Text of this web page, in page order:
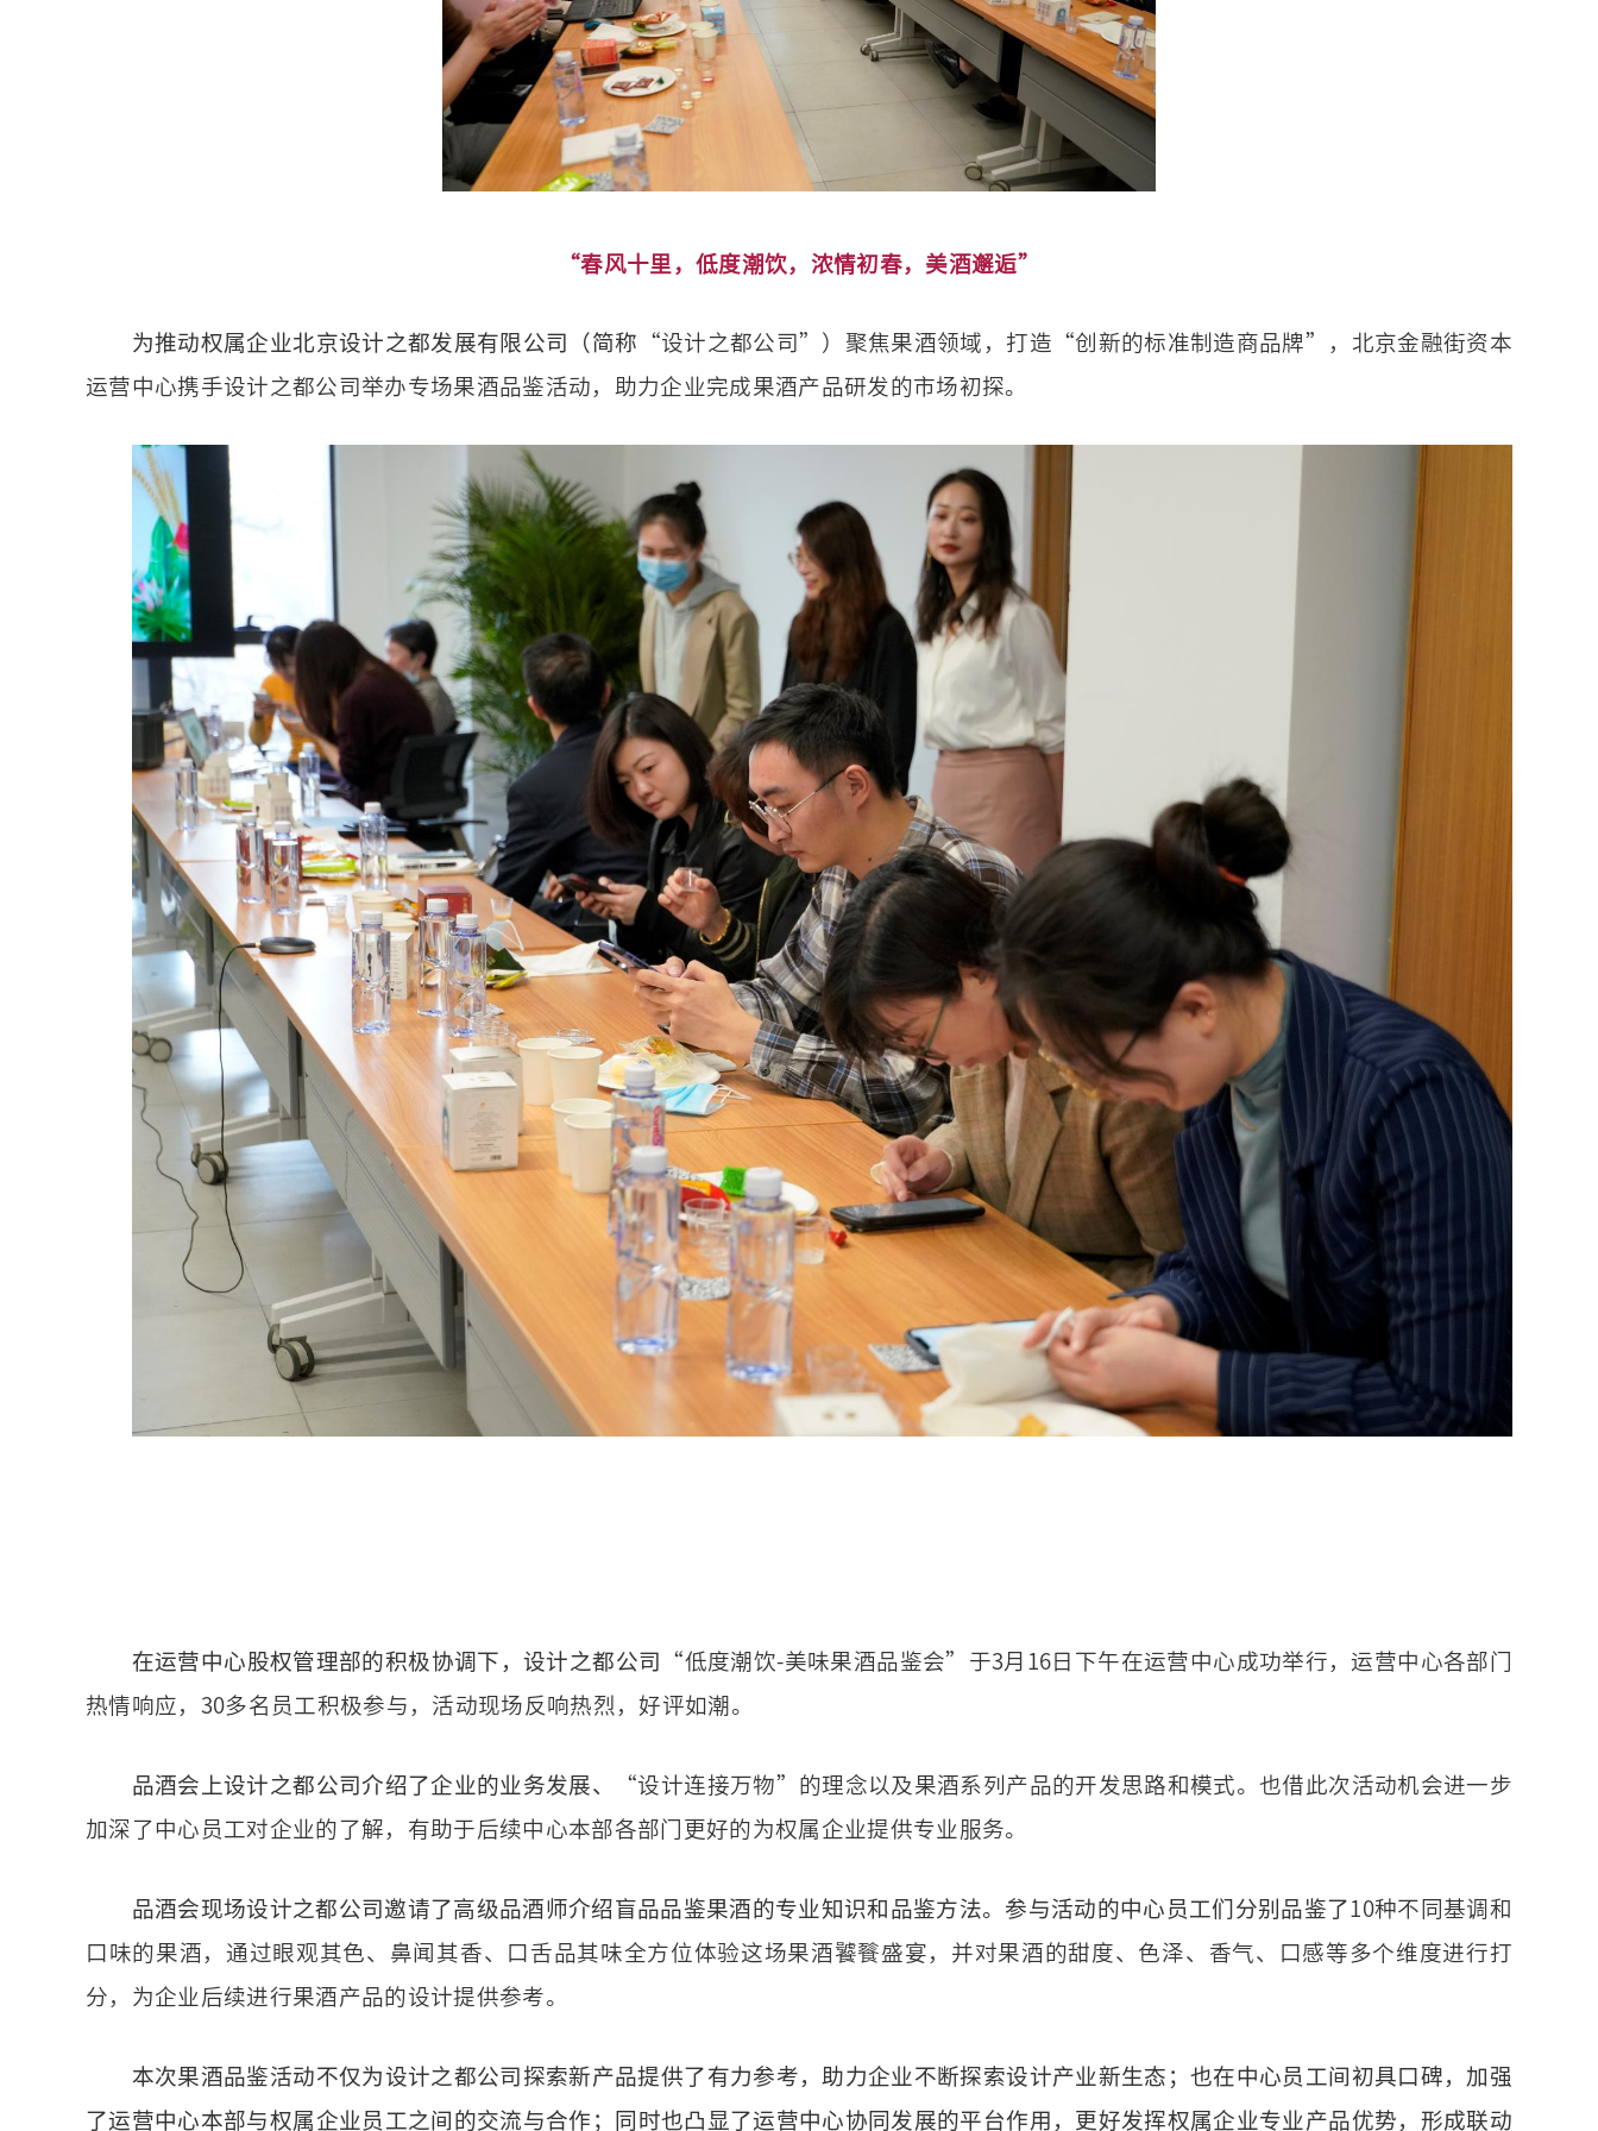
“春风十里，低度潮饮，浓情初春，美酒邂逅”
为推动权属企业北京设计之都发展有限公司（简称 “设计之都公司”）聚焦果酒领域，打造“创新的标准制造商品牌”，北京金融街资本
运营中心携手设计之都公司举办专场果酒品鉴活动，助力企业完成果酒产品研发的市场初探。
在运营中心股权管理部的积极协调下，设计之都公司 “低度潮饮-美味果酒品鉴会”于3月16日下午在运营中心成功举行，运营中心各部门
热情响应，30多名员工积极参与，活动现场反响热烈，好评如潮。
品酒会上设计之都公司介绍了企业的业务发展、 “设计连接万物”的理念以及果酒系列产品的开发思路和模式。也借此次活动机会进一步
加深了中心员工对企业的了解，有助于后续中心本部各部门更好的为权属企业提供专业服务。
品酒会现场设计之都公司邀请了高级品酒师介绍盲品品鉴果酒的专业知识和品鉴方法。参与活动的中心员工们分别品鉴了 10种不同基调和
口味的果酒，通过眼观其色、鼻闻其香、口舌品其味全方位体验这场果酒饕餮盛宴，并对果酒的甜度、色泽、香气、口感等多个维度进行打
分，为企业后续进行果酒产品的设计提供参考。
本次果酒品鉴活动不仅为设计之都公司探索新产品提供了有力参考，助力企业不断探索设计产业新生态；也在中心员工间初具口碑，加强
了运营中心本部与权属企业员工之间的交流与合作；同时也凸显了运营中心协同发展的平台作用，更好发挥权属企业专业产品优势，形成联动